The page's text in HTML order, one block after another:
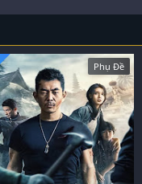
Phụ Đề